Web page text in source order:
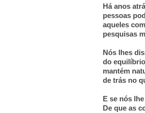
Há anos
pessoas
aqueles
pesquisas
Nós lhes
do
mantém
de trás no
E se nós
De que as